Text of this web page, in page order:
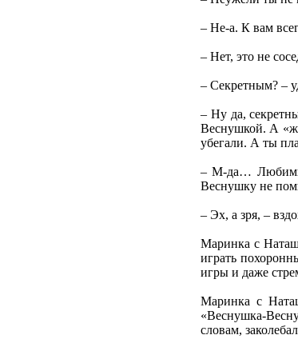
– Не-а. К вам
– Нет, это не
– Секретным? –
– Ну да,
Веснушкой. А
убегали. А ты
– М-да…
Веснушку не
– Эх, а зря, –
Маринка с
играть
игры и даже
Маринка с
«Веснушка-
словам,